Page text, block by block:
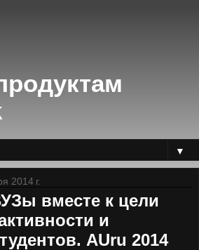
▼
2014 г.
вместе к цели
и
AUru 2014